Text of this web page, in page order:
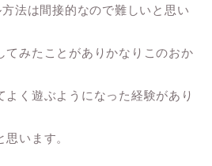
法は間接的なので難しいと思い
てみたことがありかなりこのおか
よく遊ぶようになった経験があり
います。